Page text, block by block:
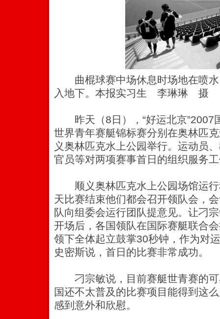
曲棍球赛中场休息时场地在喷水
入地下。本报实习生 李琳琳 摄
昨天（8日），“好运北京”2007
世界青年赛艇锦标赛分别在奥林匹
义奥林匹克水上公园举行。运动员
官员等对两项赛事首日的组织服务
顺义奥林匹克水上公园场馆运行
天比赛结束他们都会召开领队会，
队向组委会运行团队提意见。 让刁
开场后，各国领队在国际赛艇联合
领下全体起立鼓掌30秒钟，作为对
史密斯说，首日的比赛非常成功。
刁宗敏说，目前赛艇世青赛的可
国还不太普及的比赛项目能得到这
感到意外和欣慰。